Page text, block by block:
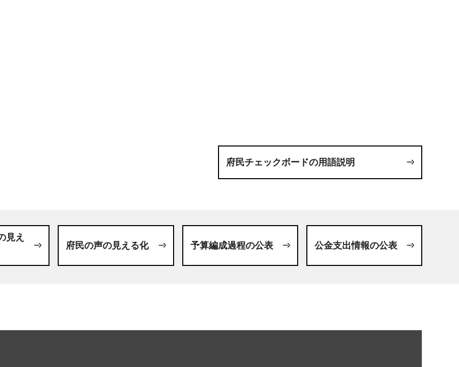
府民チェックボードの用語説明
見え
府民の声の見える化 予算編成過程の公表 公金支出情報の公表